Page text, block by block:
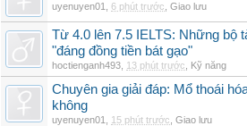
uyenuyen01 6 phút trước Giao lưu
Từ 4.0 lên 7.5 IELTS: Những bộ
"đáng đồng tiền bát gạo"
hoctienganh493 13 phút trước Kỹ năng
Chuyên gia giải đáp: Mổ thoái
không
uyenuyen01 15 phút trước Giao lưu